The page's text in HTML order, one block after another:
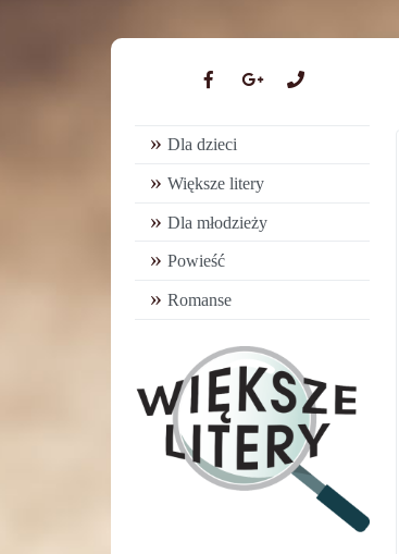
Dla dzieci
Większe litery
Dla młodzieży
Powieść
Romanse